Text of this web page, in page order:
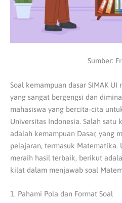
Sumber:
Soal kemampuan dasar SIMAK
yang sangat bergengsi dan
mahasiswa yang bercita-cita
Universitas Indonesia. Salah satu
adalah kemampuan Dasar, yang
pelajaran, termasuk Matematika.
meraih hasil terbaik, berikut
kilat dalam menjawab soal
1. Pahami Pola dan Format Soal